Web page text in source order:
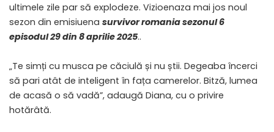
ultimele zile par să explodeze. Vizioenaza mai jos noul
sezon din emisiuena survivor romania sezonul 6
episodul 29 din 8 aprilie 2025..
„Te simți cu musca pe căciulă și nu știi. Degeaba încerci
să pari atât de inteligent în fața camerelor. Bitză, lumea
de acasă o să vadă”, adaugă Diana, cu o privire
hotărâtă.